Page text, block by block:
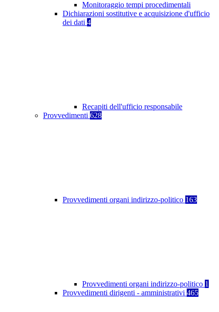
Monitoraggio tempi procedimentali
Dichiarazioni sostitutive e acquisizione d'ufficio
dei dati 4
Recapiti dell'ufficio responsabile
Provvedimenti 628
Provvedimenti organi indirizzo-politico 163
Provvedimenti organi indirizzo-politico 1
Provvedimenti dirigenti - amministrativi 465